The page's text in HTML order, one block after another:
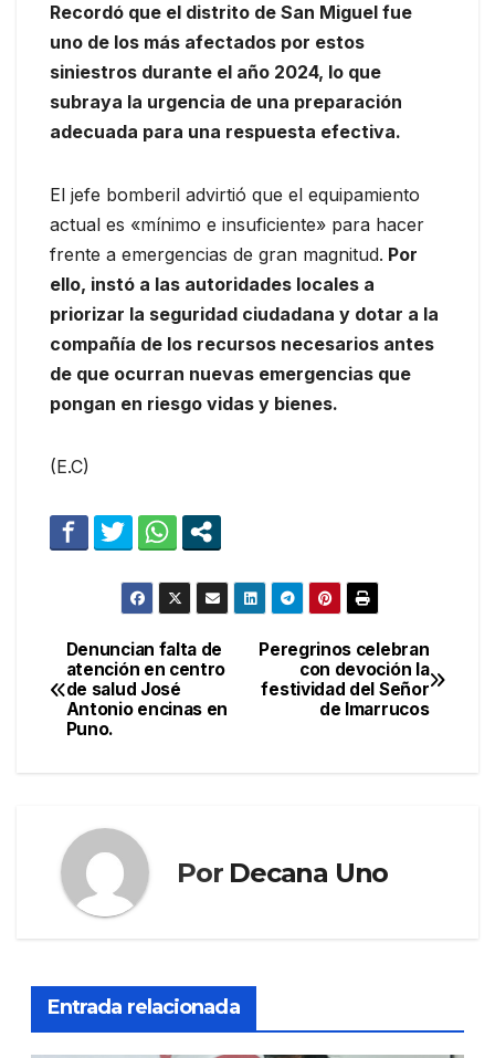
Recordó que el distrito de San Miguel fue
uno de los más afectados por estos
siniestros durante el año 2024, lo que
subraya la urgencia de una preparación
adecuada para una respuesta efectiva.
El jefe bomberil advirtió que el equipamiento
actual es «mínimo e insuficiente» para hacer
frente a emergencias de gran magnitud. Por
ello, instó a las autoridades locales a
priorizar la seguridad ciudadana y dotar a la
compañía de los recursos necesarios antes
de que ocurran nuevas emergencias que
pongan en riesgo vidas y bienes.
(E.C)
Navegación
de
Peregrinos celebran
con devoción la
festividad del Señor
de Imarrucos
Denuncian falta de
atención en centro
de salud José
Antonio encinas en
Puno.
Por Decana Uno
Entrada relacionada